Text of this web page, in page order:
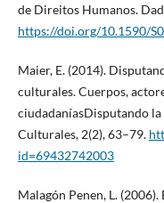
de Direitos Humanos.
https://doi.org/10.1590/
Maier, E. (2014).
culturales. Cuerpos,
ciudadaníasDisputando
Culturales, 2(2), 63–79.
id=69432742003
Malagón Penen, L.